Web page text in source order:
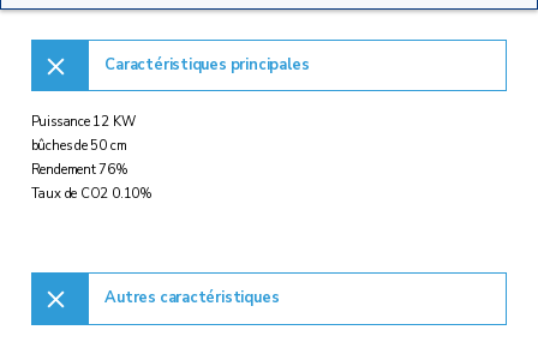
Caractéristiques principales
Puissance 12 KW
bûches de 50 cm
Rendement 76%
Taux de CO2 0.10%
Autres caractéristiques